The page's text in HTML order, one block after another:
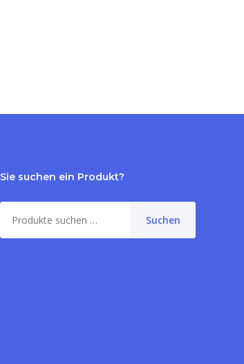
Sie suchen ein Produkt?
nach:
Suchen